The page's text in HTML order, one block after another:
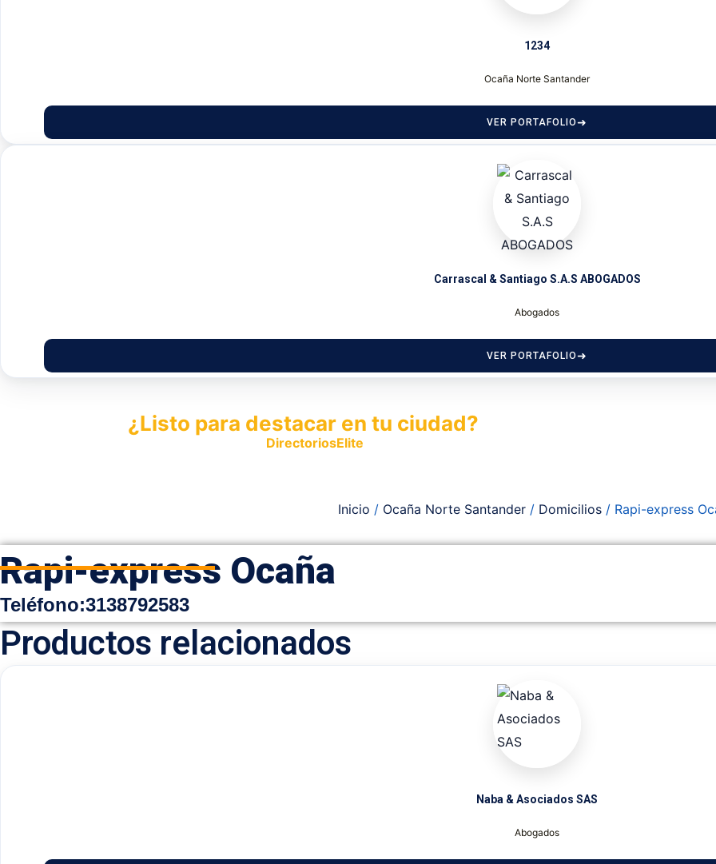
1234
Ocaña Norte Santander
VER PORTAFOLIO
Carrascal & Santiago S.A.S ABOGADOS
Abogados
VER PORTAFOLIO
¿Listo para destacar en tu ciudad?
DirectoriosElite
Inicio / Ocaña Norte Santander / Domicilios / Rapi-express
Rapi-express Ocaña
Teléfono:3138792583
Productos relacionados
Naba & Asociados SAS
Abogados